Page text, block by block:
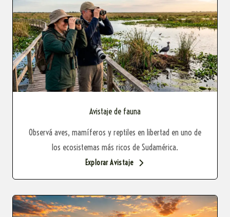
Avistaje de fauna
Observá aves, mamíferos y reptiles en libertad en uno de
los ecosistemas más ricos de Sudamérica.
Explorar Avistaje